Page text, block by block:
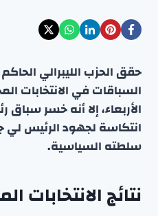
حقق الحزب الليبرالي
السباقات في الانتخابات
الأربعاء، إلا أنه خسر
انتكاسة لجهود الرئيس
سلطته السياسية.
نتائج الانتخابات